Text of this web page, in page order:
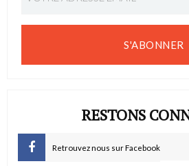
S'ABONNER
RESTONS
Retrouvez nous sur Facebook